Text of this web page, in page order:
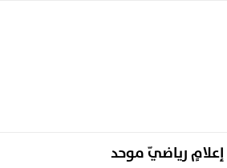
إعلامٍ رياضيّ موحد